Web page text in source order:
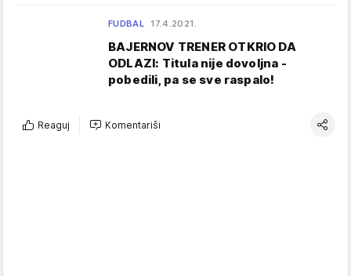
FUDBAL 17.4.2021.
BAJERNOV TRENER OTKRIO DA
ODLAZI: Titula nije dovoljna -
pobedili, pa se sve raspalo!
Reaguj Komentariši